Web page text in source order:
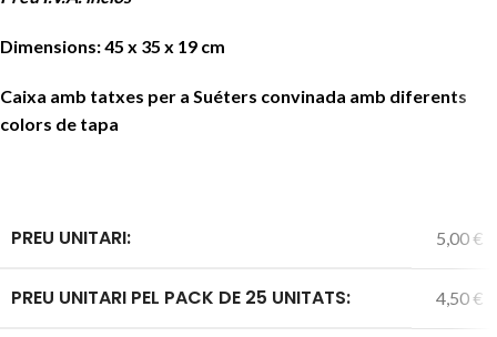
Dimensions: 45 x 35 x 19 cm
Caixa amb tatxes per a Suéters convinada amb diferents
colors de tapa
PREU UNITARI: 5,00 €
PREU UNITARI PEL PACK DE 25 UNITATS: 4,50 €